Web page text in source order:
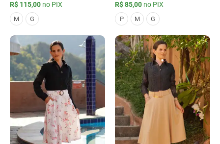
R$ 115,00 no PIX
M G
R$ 85,00 no PIX
P M G